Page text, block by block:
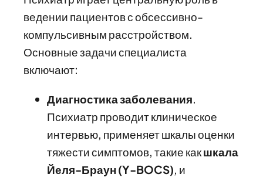
ведении пациентов с обсессивно-
компульсивным расстройством.
Основные задачи специалиста
включают:
Диагностика заболевания.
Психиатр проводит клиническое
интервью, применяет шкалы оценки
тяжести симптомов, такие какшкала
Йеля-Браун (Y-BOCS), и